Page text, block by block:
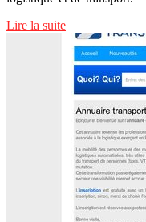
Lire la suite